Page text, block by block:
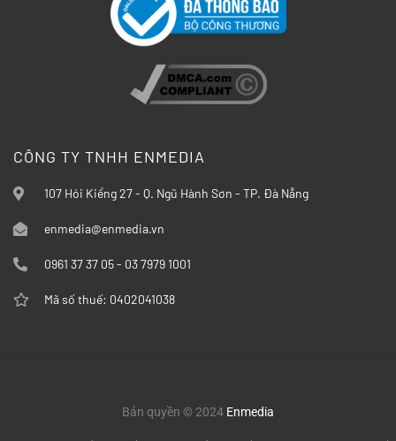
CÔNG TY TNHH ENMEDIA
107 Hói Kiểng 27 - Q. Ngũ Hành Sơn - TP. Đà Nẵng
enmedia@enmedia.vn
0961 37 37 05 - 03 7979 1001
Mã số thuế: 0402041038
Bản quyền © 2024 Enmedia